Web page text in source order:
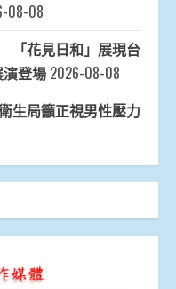
08-08
「花見日和」展現台
登場 2026-08-08
生局籲正視男性壓力